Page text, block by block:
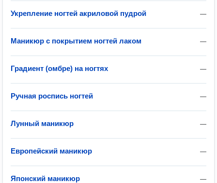
—
Укрепление ногтей акриловой пудрой
—
Маникюр с покрытием ногтей лаком
—
Градиент (омбре) на ногтях
—
Ручная роспись ногтей
—
Лунный маникюр
—
Европейский маникюр
—
Японский маникюр